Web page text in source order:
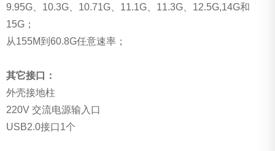
9.95G、10.3G、10.71G、11.1G、11.3G、12.5G,14G和
15G；
从155M到60.8G任意速率；
其它接口：
外壳接地柱
220V 交流电源输入口
USB2.0接口1个